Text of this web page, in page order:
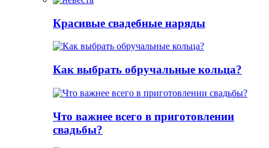
Красивые свадебные наряды
Как выбрать обручальные кольца?
Что важнее всего в приготовлении
свадьбы?